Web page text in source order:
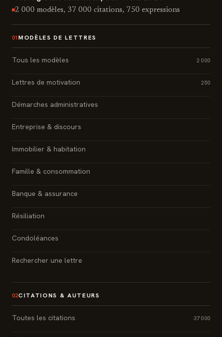
2 000 modèles, 37 000 citations, 750 expressions
01 MODÈLES DE LETTRES
Tous les modèles 2 000
Lettres de motivation 250
Démarches administratives
Entreprise & discours
Immobilier & habitation
Famille & consommation
Banque & assurance
Résiliation
Condoléances
Rechercher une lettre
02CITATIONS & AUTEURS
Toutes les citations 37 000